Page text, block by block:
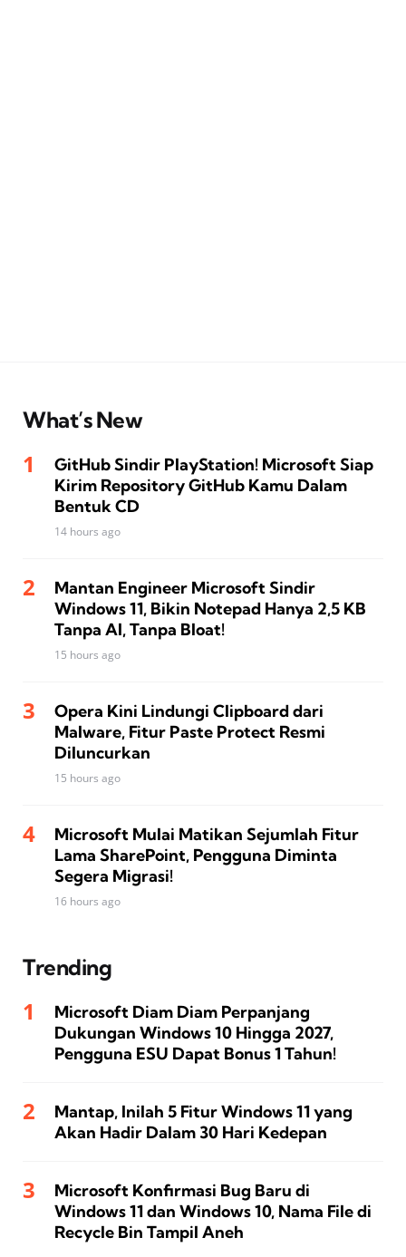
What’s New
GitHub Sindir PlayStation! Microsoft Siap
Kirim Repository GitHub Kamu Dalam
Bentuk CD
14 hours ago
Mantan Engineer Microsoft Sindir
Windows 11, Bikin Notepad Hanya 2,5 KB
Tanpa AI, Tanpa Bloat!
15 hours ago
Opera Kini Lindungi Clipboard dari
Malware, Fitur Paste Protect Resmi
Diluncurkan
15 hours ago
Microsoft Mulai Matikan Sejumlah Fitur
Lama SharePoint, Pengguna Diminta
Segera Migrasi!
16 hours ago
Trending
Microsoft Diam Diam Perpanjang
Dukungan Windows 10 Hingga 2027,
Pengguna ESU Dapat Bonus 1 Tahun!
Mantap, Inilah 5 Fitur Windows 11 yang
Akan Hadir Dalam 30 Hari Kedepan
Microsoft Konfirmasi Bug Baru di
Windows 11 dan Windows 10, Nama File di
Recycle Bin Tampil Aneh